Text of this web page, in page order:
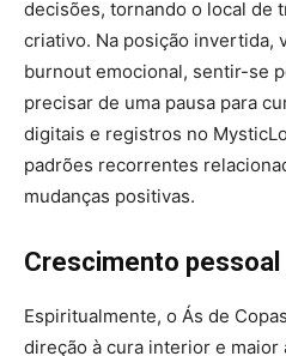
decisões, tornando o local de
criativo. Na posição invertida,
burnout emocional, sentir-se
precisar de uma pausa para
digitais e registros no
padrões recorrentes
mudanças positivas.
Crescimento
Espiritualmente, o Ás de
direção à cura interior e maior